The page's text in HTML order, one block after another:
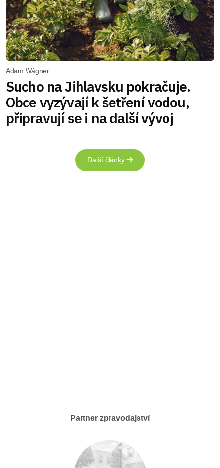
Adam Wágner
Sucho na Jihlavsku pokračuje.
Obce vyzývají k šetření vodou,
připravují se i na další vývoj
Další články
Partner zpravodajství